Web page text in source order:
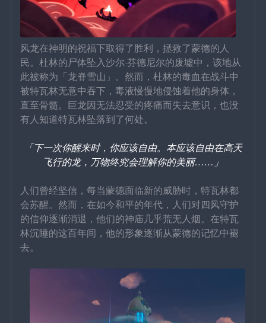
风龙在神明的祝福下取得了胜利，拯救了蒙德的人
民。杜林的尸体坠入沙尔·芬德尼尔的废墟中，该地从
此被称为「龙脊雪山」。然而，杜林的毒血在战斗中
被特瓦林无意中吞下，毒液慢慢地侵蚀着他的身体，
直至骨髓。巨龙因无法忍受的疼痛而失去意识，也没
有人知道特瓦林坠落到了何处。
「下一次你醒来时，你应该自由。本应该自由在高天
飞行的龙，万物终究会理解你的美丽……」
人们曾经坚信，每当蒙德面临新的威胁时，特瓦林都
会苏醒。然而，在如今和平的年代，人们对四风守护
的信仰逐渐消退，他们的神庙几乎荒无人烟。在特瓦
林沉睡的这百年间，他的形象逐渐从蒙德的记忆中褪
去。